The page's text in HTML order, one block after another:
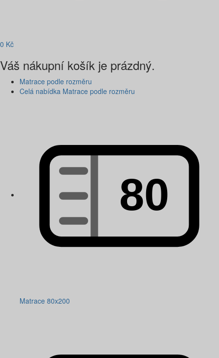
0 Kč
Váš nákupní košík je prázdný.
Matrace podle rozměru
Celá nabídka Matrace podle rozměru
Matrace 80x200